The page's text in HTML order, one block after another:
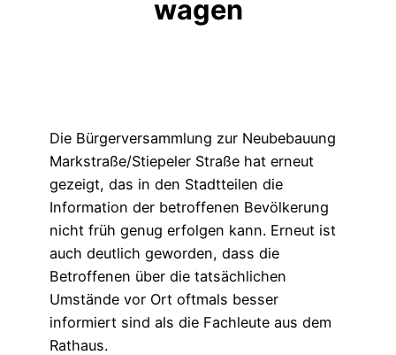
wagen
Die Bürgerversammlung zur Neubebauung
Markstraße/Stiepeler Straße hat erneut
gezeigt, das in den Stadtteilen die
Information der betroffenen Bevölkerung
nicht früh genug erfolgen kann. Erneut ist
auch deutlich geworden, dass die
Betroffenen über die tatsächlichen
Umstände vor Ort oftmals besser
informiert sind als die Fachleute aus dem
Rathaus.